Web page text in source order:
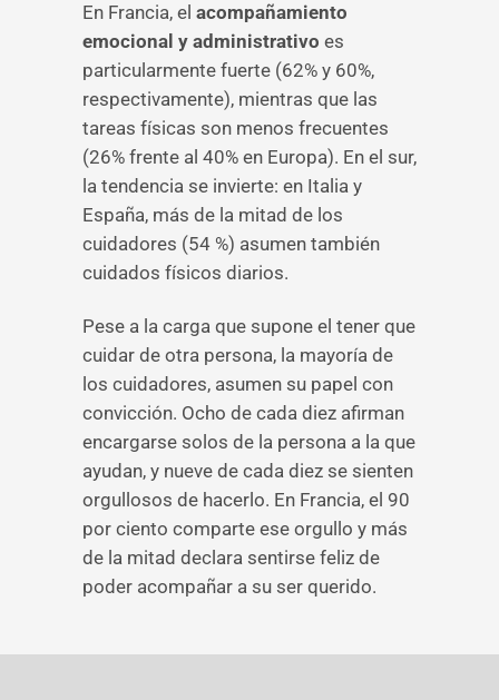
En Francia, el acompañamiento
emocional y administrativo es
particularmente fuerte (62% y 60%,
respectivamente), mientras que las
tareas físicas son menos frecuentes
(26% frente al 40% en Europa). En el sur,
la tendencia se invierte: en Italia y
España, más de la mitad de los
cuidadores (54 %) asumen también
cuidados físicos diarios.
Pese a la carga que supone el tener que
cuidar de otra persona, la mayoría de
los cuidadores, asumen su papel con
convicción. Ocho de cada diez afirman
encargarse solos de la persona a la que
ayudan, y nueve de cada diez se sienten
orgullosos de hacerlo. En Francia, el 90
por ciento comparte ese orgullo y más
de la mitad declara sentirse feliz de
poder acompañar a su ser querido.